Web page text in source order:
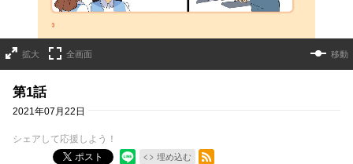
拡大 全画面 移動
第1話
2021年07月22日
シェアして応援しよう！
ポスト
埋め込む
RSSフィード